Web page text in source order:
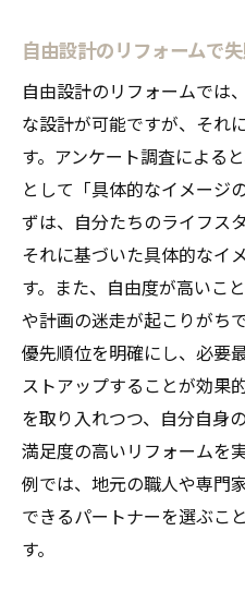
個性を表現する
自由設計で作る
趣味を取り入れ
家族全員の個性
クリエイティブ
自由設計で変わ
ン
快適空間を創るための
イント
快適な空間づく
快適性を高める
光と風を取り入れ
最新テクノロジ
自然素材を活か
自由設計のリフォームで
自由設計のリフォームでは
な設計が可能ですが、それ
す。アンケート調査による
として「具体的なイメージ
ずは、自分たちのライフス
それに基づいた具体的なイ
す。また、自由度が高いこ
や計画の迷走が起こりがち
優先順位を明確にし、必要
ストアップすることが効果
を取り入れつつ、自分自身
満足度の高いリフォームを
例では、地元の職人や専門
できるパートナーを選ぶこ
す。